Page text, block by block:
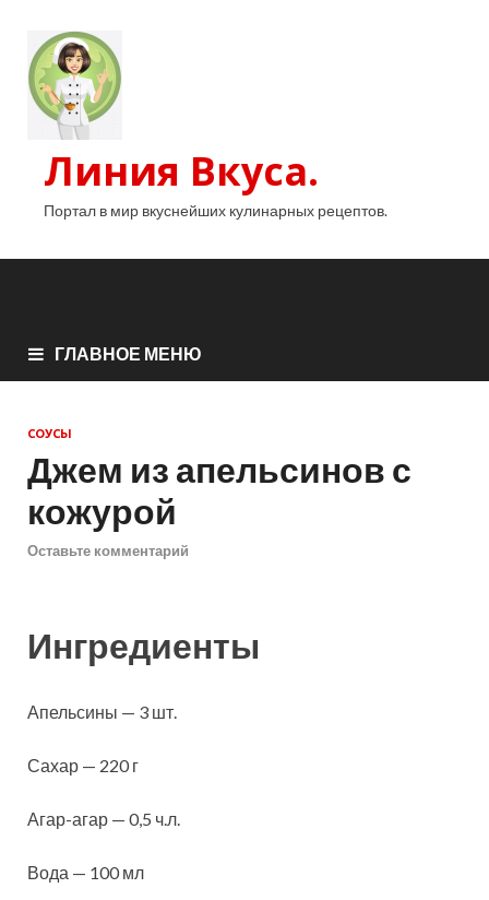
Линия Вкуса.
Портал в мир вкуснейших кулинарных рецептов.
ГЛАВНОЕ МЕНЮ
СОУСЫ
Джем из апельсинов с
кожурой
Оставьте комментарий
Ингредиенты
Апельсины — 3 шт.
Сахар — 220 г
Агар-агар — 0,5 ч.л.
Вода — 100 мл